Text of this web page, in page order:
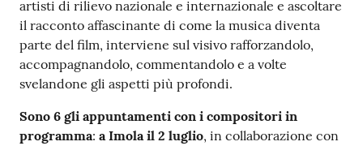
artisti di rilievo nazionale e internazionale e ascoltare
il racconto affascinante di come la musica diventa
parte del film, interviene sul visivo rafforzandolo,
accompagnandolo, commentandolo e a volte
svelandone gli aspetti più profondi.
Sono 6 gli appuntamenti con i compositori in
programma: a Imola il 2 luglio, in collaborazione con